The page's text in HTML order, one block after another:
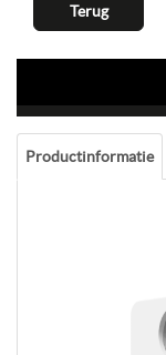
Terug
Productinformatie